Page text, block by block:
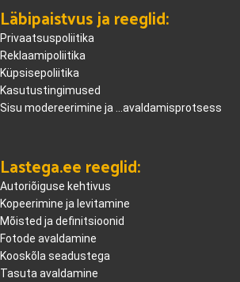
Läbipaistvus ja reeglid:
Privaatsuspoliitika
Reklaamipoliitika
Küpsisepoliitika
Kasutustingimused
Sisu modereerimine ja ...avaldamisprotsess
Lastega.ee reeglid:
Autoriõiguse kehtivus
Kopeerimine ja levitamine
Mõisted ja definitsioonid
Fotode avaldamine
Kooskõla seadustega
Tasuta avaldamine